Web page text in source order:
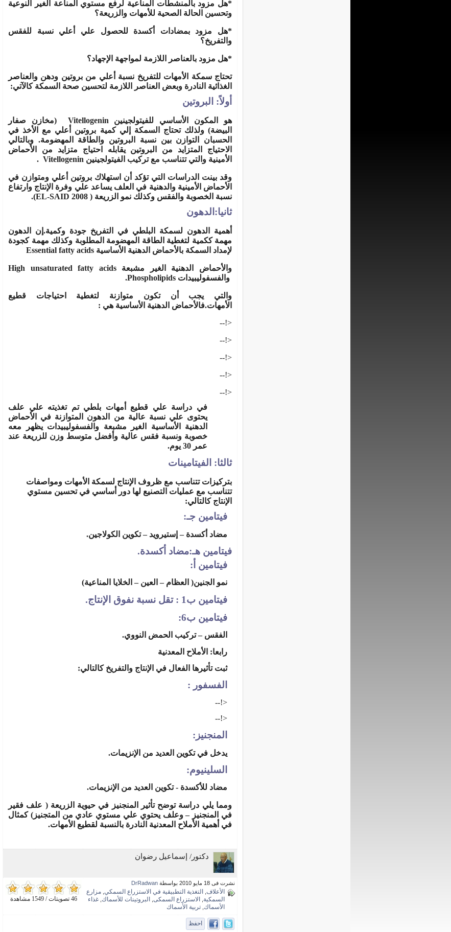
*هل مزود بالمنشطات المناعية لرفع مستوي المناعة الغير النوعية
وتحسين الحالة الصحية للأمهات والزريعة؟
*هل مزود بمضادات أكسدة للحصول علي أعلي نسبة للفقس
والتفريخ؟
*هل مزود بالعناصر اللازمة لمواجهة الإجهاد؟
تحتاج سمكة الأمهات للتفريخ نسبة أعلي من بروتين ودهن والعناصر
الغذائية النادرة وبعض العناصر اللازمة لتحسين صحة السمكة كالآتي:
أولاً: البروتين
هو المكون الأساسي للفيتولجينين Vitellogenin (مخازن صفار
البيضة) ولذلك تحتاج السمكة إلي كمية بروتين أعلي مع الأخذ في
الحسبان التوازن بين نسبة البروتين والطاقة المهضومة. وبالتالي
الاحتياج المتزايد من البروتين يقابله احتياج متزايد من الأحماض
الأمينية والتي تتناسب مع تركيب الفيتولجينين Vitellogenin .
وقد بينت الدراسات التي تؤكد أن استهلاك بروتين أعلي ومتوازن في
الأحماض الأمينية والدهنية في العلف يساعد علي وفرة الإنتاج وارتفاع
نسبة الخصوبة والفقس وكذلك نمو الزريعة ( 2008 EL-SAID).
ثانيا:الدهون
أهمية الدهون لسمكة البلطي في التفريخ جودة وكمية.إن الدهون
مهمة ككمية لتغطية الطاقة المهضومة المطلوبة وكذلك مهمة كجودة
لإمداد السمكة بالأحماض الدهنية الأساسية Essential fatty acids
والأحماض الدهنية الغير مشبعة High unsaturated fatty acids
والفسفوليبيدات Phospholipids.
والتي يجب أن تكون متوازنة لتغطية احتياجات قطيع
الأمهات.فالأحماض الدهنية الأساسية هي :
<!--
<!--
<!--
<!--
<!--
في دراسة علي قطيع أمهات بلطي تم تغذيته علي علف
يحتوى علي نسبة عالية من الدهون المتوازنة في الأحماض
الدهنية الأساسية الغير مشبعة والفسفوليبيدات يظهر معه
خصوبة ونسبة فقس عالية وأفضل متوسط وزن للزريعة عند
عمر 30 يوم.
ثالثا: الفيتامينات
بتركيزات تتناسب مع ظروف الإنتاج لسمكة الأمهات ومواصفات
تتناسب مع عمليات التصنيع لها دور أساسي في تحسين مستوي
الإنتاج كالتالي:
فيتامين جـ:
مضاد أكسدة – إستيرويد – تكوين الكولاجين.
فيتامين هـ:مضاد أكسدة.
فيتامين أ:
نمو الجنين( العظام – العين – الخلايا المناعية)
فيتامين ب1 : تقل نسبة نفوق الإنتاج.
فيتامين ب6:
الفقس – تركيب الحمض النووي.
رابعا: الأملاح المعدنية
ثبت تأثيرها الفعال في الإنتاج والتفريخ كالتالي:
الفسفور :
<!--
<!--
المنجنيز:
يدخل في تكوين العديد من الإنزيمات.
السلينيوم:
مضاد للأكسدة - تكوين العديد من الإنزيمات.
ومما يلي دراسة توضح تأثير المنجنيز في حيوية الزريعة ( علف فقير
في المنجنيز – وعلف يحتوي علي مستوي عادي من المتجنيز) كمثال
في أهمية الأملاح المعدنية النادرة بالنسبة لقطيع الأمهات.
دكتور/ إسماعيل رضوان
46 تصويتات / 1549 مشاهدة
نشرت فى 18 مايو 2010 بواسطة DrRadwan
الأعلاف التغذية التطبيقية في الاستزراع السمكي مزارع
السمكية
الاستزراع السمكى البروتينات للأسماك غذاء
الأسماك تربية الأسماك
احفظ